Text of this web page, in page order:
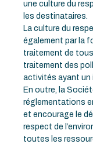
une culture du
les destinataires.
La culture du
également par la
traitement de
traitement des
activités ayant un
En outre, la
réglementations
et encourage le
respect de
toutes les